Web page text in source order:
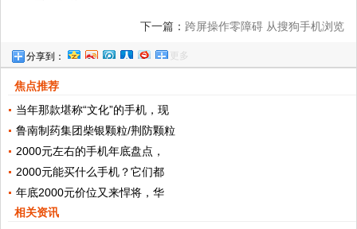
下一篇： 跨屏操作零障碍 从搜狗手机浏览
分享到： 更多
焦点推荐
当年那款堪称“文化”的手机，现
鲁南制药集团柴银颗粒/荆防颗粒
2000元左右的手机年底盘点，
2000元能买什么手机？它们都
年底2000元价位又来悍将，华
相关资讯